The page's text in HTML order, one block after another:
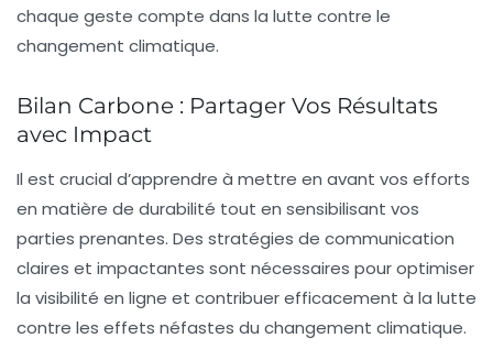
chaque geste compte dans la lutte contre le
changement climatique.
Bilan Carbone : Partager Vos Résultats
avec Impact
Il est crucial d’apprendre à mettre en avant vos efforts
en matière de durabilité tout en sensibilisant vos
parties prenantes. Des stratégies de communication
claires et impactantes sont nécessaires pour optimiser
la visibilité en ligne et contribuer efficacement à la lutte
contre les effets néfastes du changement climatique.